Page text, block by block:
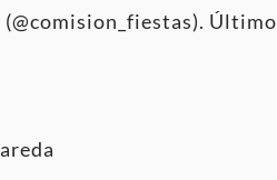
Último